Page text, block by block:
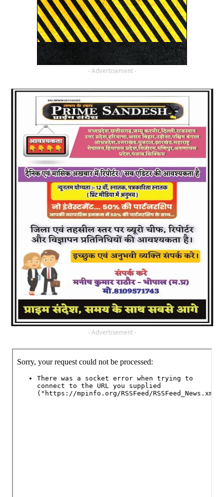
- Advertisement -
- Advertisement -